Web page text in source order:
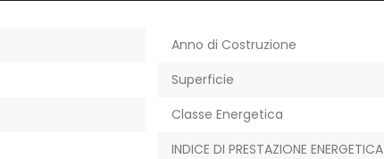
Anno di Costruzione
Superficie
Classe Energetica
INDICE DI PRESTAZIONE ENERGETICA